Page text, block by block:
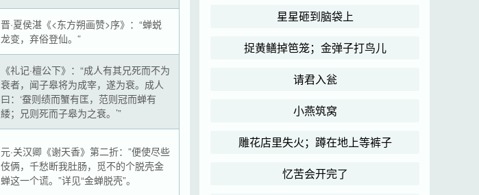
晋·夏侯湛《<东方朔画赞>序》：“蝉蜕
龙变，弃俗登仙。”
《礼记·檀公下》：“成人有其兄死而不为
衰者，闻子皋将为成宰，遂为衰。成人
曰：‘蚕则绩而蟹有匡，范则冠而蝉有
緌；兄则死而子皋为之衰。’”
元·关汉卿《谢天香》第二折：”便使尽些
伎俩，千愁断我肚肠，觅不的个脱壳金
蝉这一个谎。”详见“金蝉脱壳”。
星星砸到脑袋上
捉黄鳝掉笆笼；金弹子打鸟儿
请君入瓮
小燕筑窝
雕花店里失火；蹲在地上等裤子
忆苦会开完了